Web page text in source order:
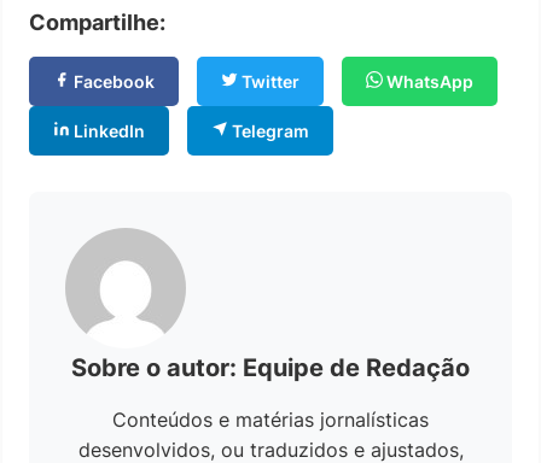
Compartilhe:
Facebook Twitter WhatsApp
LinkedIn Telegram
Sobre o autor: Equipe de Redação
Conteúdos e matérias jornalísticas
desenvolvidos, ou traduzidos e ajustados,